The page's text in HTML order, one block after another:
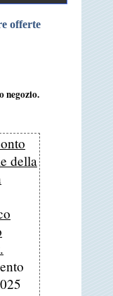
offerte
negozio.
della